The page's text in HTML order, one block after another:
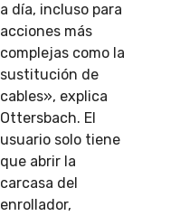
a día, incluso para
acciones más
complejas como la
sustitución de
cables», explica
Ottersbach. El
usuario solo tiene
que abrir la
carcasa del
enrollador,